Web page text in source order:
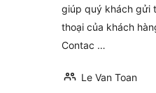
giúp quý khách gửi
thoại của khách
Contac …
Le Van Toan